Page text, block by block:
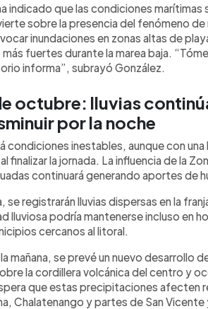
indicado que las condiciones
sobre la presencia del fenómeno de
inundaciones en zonas altas de
fuertes durante la marea baja.
informa”, subrayó González.
octubre: lluvias
por la noche
condiciones inestables, aunque con una
finalizar la jornada. La influencia de la
continuará generando aportes de
se registrarán lluvias dispersas en la
lluviosa podría mantenerse incluso en
cercanos al litoral.
mañana, se prevé un nuevo desarrollo
la cordillera volcánica del centro y
que estas precipitaciones afecten
Chalatenango y partes de San Vicente